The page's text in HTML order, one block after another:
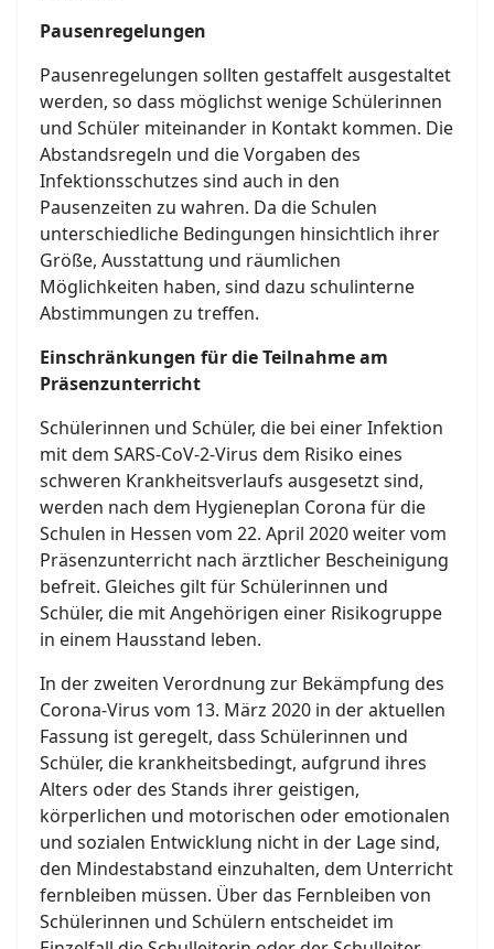
Pausenregelungen
Pausenregelungen sollten gestaffelt ausgestaltet
werden, so dass möglichst wenige Schülerinnen
und Schüler miteinander in Kontakt kommen. Die
Abstandsregeln und die Vorgaben des
Infektionsschutzes sind auch in den
Pausenzeiten zu wahren. Da die Schulen
unterschiedliche Bedingungen hinsichtlich ihrer
Größe, Ausstattung und räumlichen
Möglichkeiten haben, sind dazu schulinterne
Abstimmungen zu treffen.
Einschränkungen für die Teilnahme am
Präsenzunterricht
Schülerinnen und Schüler, die bei einer Infektion
mit dem SARS-CoV-2-Virus dem Risiko eines
schweren Krankheitsverlaufs ausgesetzt sind,
werden nach dem Hygieneplan Corona für die
Schulen in Hessen vom 22. April 2020 weiter vom
Präsenzunterricht nach ärztlicher Bescheinigung
befreit. Gleiches gilt für Schülerinnen und
Schüler, die mit Angehörigen einer Risikogruppe
in einem Hausstand leben.
In der zweiten Verordnung zur Bekämpfung des
Corona-Virus vom 13. März 2020 in der aktuellen
Fassung ist geregelt, dass Schülerinnen und
Schüler, die krankheitsbedingt, aufgrund ihres
Alters oder des Stands ihrer geistigen,
körperlichen und motorischen oder emotionalen
und sozialen Entwicklung nicht in der Lage sind,
den Mindestabstand einzuhalten, dem Unterricht
fernbleiben müssen. Über das Fernbleiben von
Schülerinnen und Schülern entscheidet im